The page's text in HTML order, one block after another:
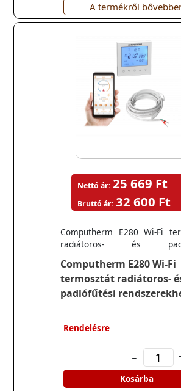
A termékről
Computherm E280 Wi-Fi
termosztát radiátoros-
padlófűtési
Computherm E280 Wi-Fi
radiátoros- és
Nettó ár: 25 669 Ft
Bruttó ár: 32 600 Ft
Rendelésre
-
Kosárba